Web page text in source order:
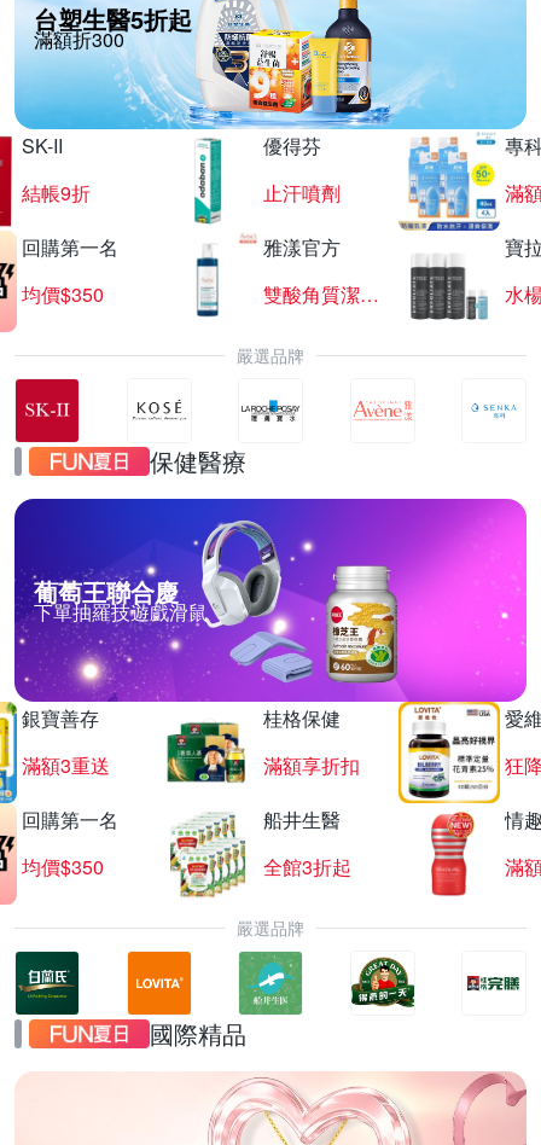
台塑生醫5折起
滿額折300
SK-II
結帳9折
優得芬
止汗噴劑
專
滿
回購第一名
均價$350
雅漾官方
雙酸角質潔膚露
寶
水
嚴選品牌
保健醫療
葡萄王聯合慶
下單抽羅技遊戲滑鼠
銀寶善存
滿額3重送
桂格保健
滿額享折扣
愛
狂
回購第一名
均價$350
船井生醫
全館3折起
情
滿
嚴選品牌
國際精品